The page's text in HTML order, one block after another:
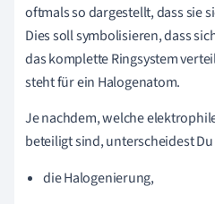
oftmals so dargestellt, dass sie
Dies soll symbolisieren, dass
das komplette Ringsystem
steht für ein Halogenatom.
Je nachdem, welche
beteiligt sind, unterscheidest
die Halogenierung,